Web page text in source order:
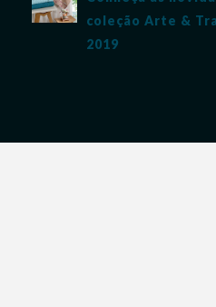
coleção Arte &
2019